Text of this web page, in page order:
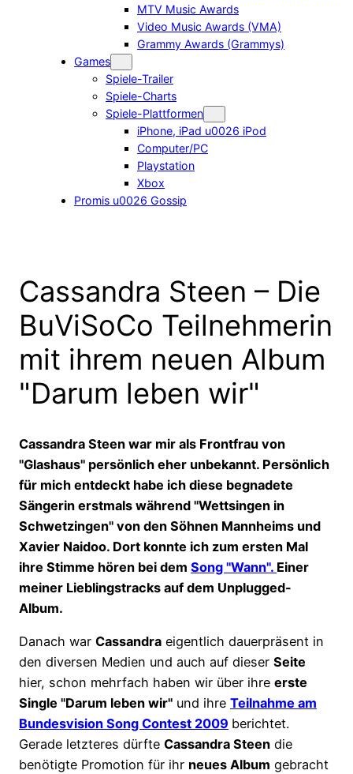
MTV Music Awards
Video Music Awards (VMA)
Grammy Awards (Grammys)
Games
Spiele-Trailer
Spiele-Charts
Spiele-Plattformen
iPhone, iPad u0026 iPod
Computer/PC
Playstation
Xbox
Promis u0026 Gossip
Cassandra Steen – Die
BuViSoCo Teilnehmerin
mit ihrem neuen Album
"Darum leben wir"
Cassandra Steen war mir als Frontfrau von
"Glashaus" persönlich eher unbekannt. Persönlich
für mich entdeckt habe ich diese begnadete
Sängerin erstmals während "Wettsingen in
Schwetzingen" von den Söhnen Mannheims und
Xavier Naidoo. Dort konnte ich zum ersten Mal
ihre Stimme hören bei dem Song "Wann". Einer
meiner Lieblingstracks auf dem Unplugged-
Album.
Danach war Cassandra eigentlich dauerpräsent in
den diversen Medien und auch auf dieser Seite
hier, schon mehrfach haben wir über ihre erste
Single "Darum leben wir" und ihre Teilnahme am
Bundesvision Song Contest 2009 berichtet.
Gerade letzteres dürfte Cassandra Steen die
benötigte Promotion für ihr neues Album gebracht